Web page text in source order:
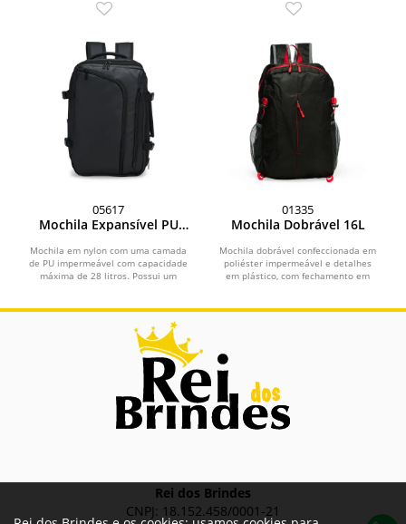
05617
Mochila Expansível PU
Mochila em nylon com uma camada
de PU impermeável com capacidade
máxima de 28 litros. Possui um
01335
Mochila Dobrável 16L
Mochila dobrável confeccionada em
poliéster impermeável e detalhes
em plástico, com fechamento em
Rei dos Brindes
CNPJ: 18.152.458/0001-21